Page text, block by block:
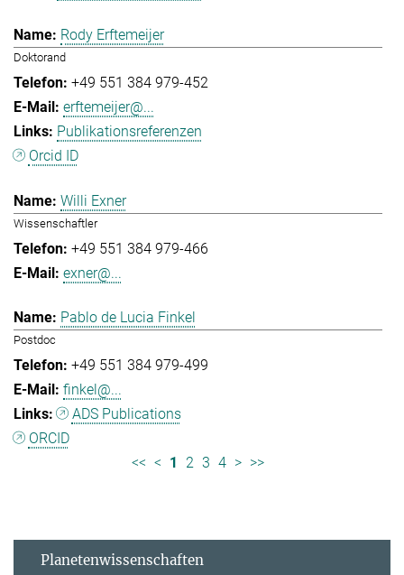
Rody Erftemeijer
Doktorand
+49 551 384 979-452
erftemeijer@...
Publikationsreferenzen
Orcid ID
Willi Exner
Wissenschaftler
+49 551 384 979-466
exner@...
Pablo de Lucia Finkel
Postdoc
+49 551 384 979-499
finkel@...
ADS Publications
ORCID
<< < 1 2 3 4 > >>
Planetenwissenschaften